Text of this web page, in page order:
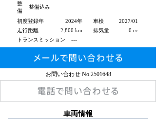
整
備
整備込み
初度登録年 2024年 車検
2027/01
走行距離
2,800 km 排気量
0 cc
トランスミッション
---
お問い合わせ No.2501648
車両情報